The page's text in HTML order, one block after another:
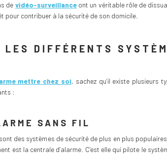
de vidéo-surveillanceont un véritable rôle de
pour contribuer à la sécurité de son domicile.
LES DIFFÉRENTS
mettre chez soi, sachez qu’il existe plusieurs
:
SANS FIL
des systèmes de sécurité de plus en plus
est la centrale d’alarme. C’est elle qui pilote le